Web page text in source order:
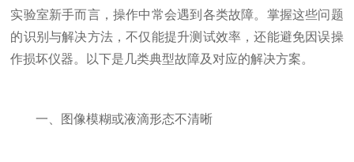
实验室新手而言，操作中常会遇到各类故障。掌握这些问题
的识别与解决方法，不仅能提升测试效率，还能避免因误操
作损坏仪器。以下是几类典型故障及对应的解决方案。
一、图像模糊或液滴形态不清晰